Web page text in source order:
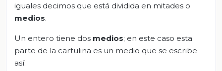
iguales decimos que está dividida en mitades o
medios.
Un entero tiene dos medios; en este caso esta
parte de la cartulina es un medio que se escribe
así: